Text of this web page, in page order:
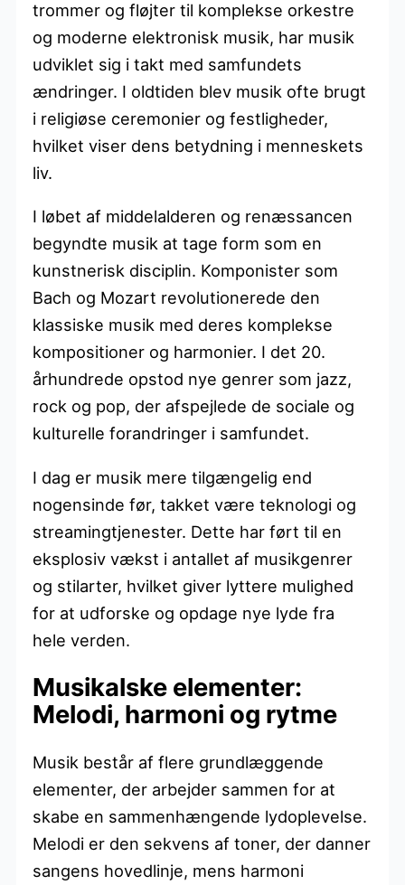
trommer og fløjter til komplekse orkestre
og moderne elektronisk musik, har musik
udviklet sig i takt med samfundets
ændringer. I oldtiden blev musik ofte brugt
i religiøse ceremonier og festligheder,
hvilket viser dens betydning i menneskets
liv.
I løbet af middelalderen og renæssancen
begyndte musik at tage form som en
kunstnerisk disciplin. Komponister som
Bach og Mozart revolutionerede den
klassiske musik med deres komplekse
kompositioner og harmonier. I det 20.
århundrede opstod nye genrer som jazz,
rock og pop, der afspejlede de sociale og
kulturelle forandringer i samfundet.
I dag er musik mere tilgængelig end
nogensinde før, takket være teknologi og
streamingtjenester. Dette har ført til en
eksplosiv vækst i antallet af musikgenrer
og stilarter, hvilket giver lyttere mulighed
for at udforske og opdage nye lyde fra
hele verden.
Musikalske elementer:
Melodi, harmoni og rytme
Musik består af flere grundlæggende
elementer, der arbejder sammen for at
skabe en sammenhængende lydoplevelse.
Melodi er den sekvens af toner, der danner
sangens hovedlinje, mens harmoni